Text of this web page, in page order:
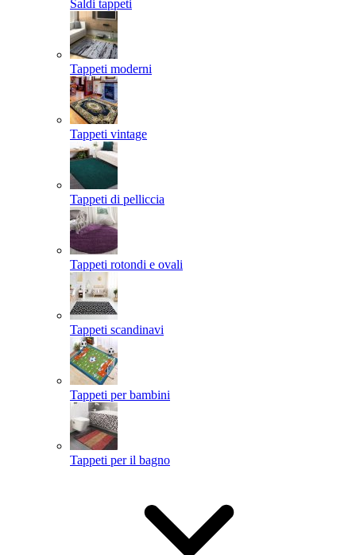
Saldi tappeti
Tappeti moderni
Tappeti vintage
Tappeti di pelliccia
Tappeti rotondi e ovali
Tappeti scandinavi
Tappeti per bambini
Tappeti per il bagno